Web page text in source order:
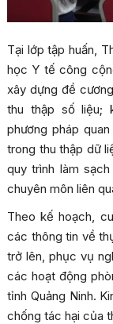
Tại lớp tập huấn,
học Y tế công
xây dựng đề
thu thập số liệu;
phương pháp
trong thu thập dữ
quy trình làm
chuyên môn liên
Theo kế hoạch,
các thông tin về
trở lên, phục vụ
các hoạt động
tỉnh Quảng Ninh.
chống tác hại của